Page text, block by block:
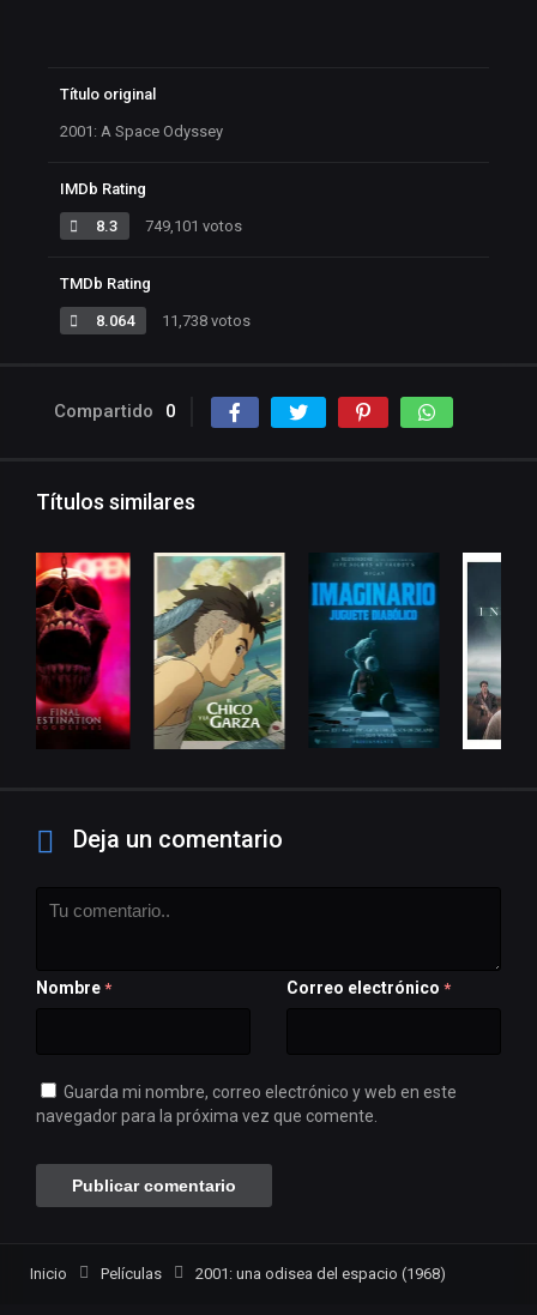
Título original
2001: A Space Odyssey
IMDb Rating
8.3 749,101 votos
TMDb Rating
8.064 11,738 votos
Compartido 0
Títulos similares
Deja un comentario
Nombre * Correo electrónico *
Guarda mi nombre, correo electrónico y web en este
navegador para la próxima vez que comente.
Inicio Películas 2001: una odisea del espacio (1968)